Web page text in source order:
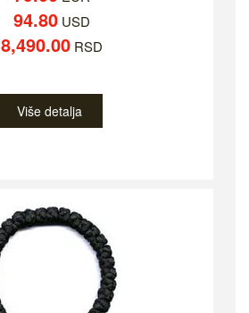
94.80USD
8,490.00RSD
Više detalja